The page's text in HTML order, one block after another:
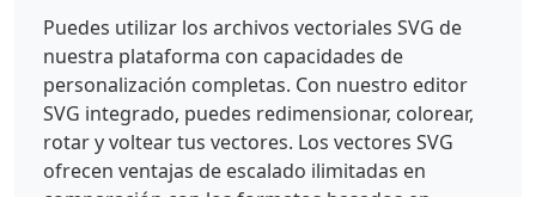
Puedes utilizar los archivos vectoriales SVG de
nuestra plataforma con capacidades de
personalización completas. Con nuestro editor
SVG integrado, puedes redimensionar, colorear,
rotar y voltear tus vectores. Los vectores SVG
ofrecen ventajas de escalado ilimitadas en